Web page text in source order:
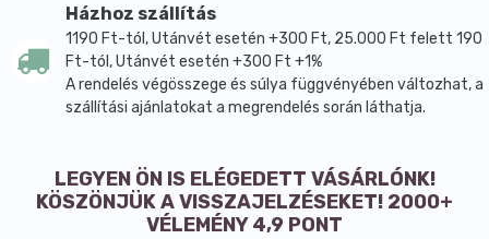
Házhoz szállítás
1190 Ft-tól, Utánvét esetén +300 Ft, 25.000 Ft felett 190
Ft-tól, Utánvét esetén +300 Ft +1%
A rendelés végösszege és súlya függvényében változhat, a
szállítási ajánlatokat a megrendelés során láthatja.
LEGYEN ÖN IS ELÉGEDETT VÁSÁRLÓNK!
KÖSZÖNJÜK A VISSZAJELZÉSEKET! 2000+
VÉLEMÉNY 4,9 PONT